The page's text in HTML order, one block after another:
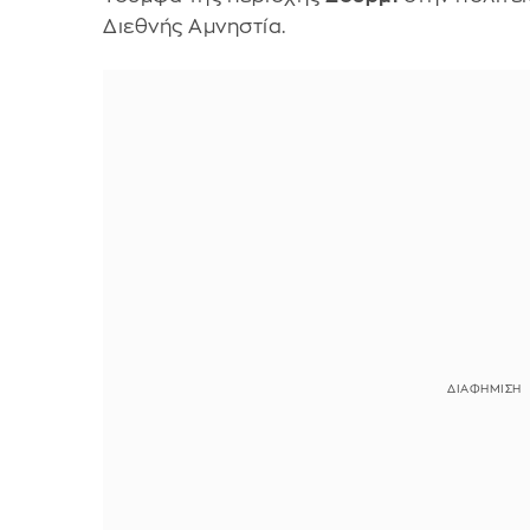
Διεθνής Αμνηστία.